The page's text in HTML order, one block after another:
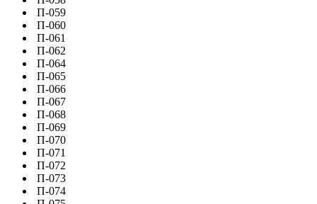
П-059
П-060
П-061
П-062
П-064
П-065
П-066
П-067
П-068
П-069
П-070
П-071
П-072
П-073
П-074